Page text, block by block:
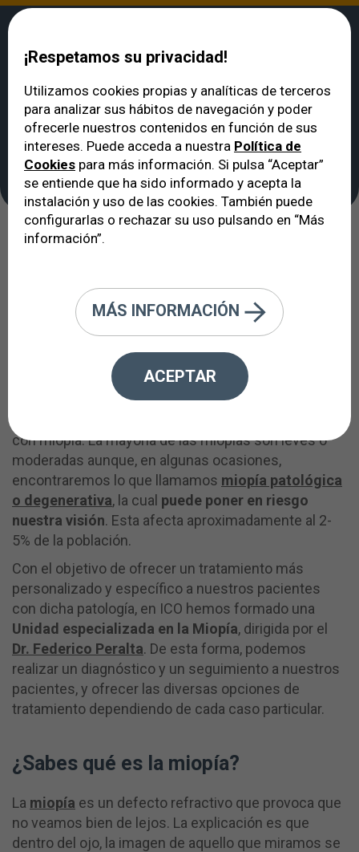
VERTE Unidad Especializada en Miopía
Unidad Especializada
en Miopía
Inauguramos Unidad Clínica para un
tratamiento más personalizado y
específico de los pacientes con
con miopía. La mayoría de las miopías son leves o
moderadas aunque, en algunas ocasiones,
encontraremos lo que llamamos miopía patológica
o degenerativa, la cual puede poner en riesgo
nuestra visión. Esta afecta aproximadamente al 2-
5% de la población.
Con el objetivo de ofrecer un tratamiento más
personalizado y específico a nuestros pacientes
con dicha patología, en ICO hemos formado una
Unidad especializada en la Miopía, dirigida por el
Dr. Federico Peralta. De esta forma, podemos
realizar un diagnóstico y un seguimiento a nuestros
pacientes, y ofrecer las diversas opciones de
tratamiento dependiendo de cada caso particular.
¿Sabes qué es la miopía?
La miopía es un defecto refractivo que provoca que
no veamos bien de lejos. La explicación es que
dentro del ojo, la imagen de aquello que miramos se
¡Respetamos su privacidad!
Utilizamos cookies propias y analíticas de terceros
para analizar sus hábitos de navegación y poder
ofrecerle nuestros contenidos en función de sus
intereses. Puede acceda a nuestra Política de
Cookies para más información. Si pulsa “Aceptar”
se entiende que ha sido informado y acepta la
instalación y uso de las cookies. También puede
configurarlas o rechazar su uso pulsando en “Más
información”.
MÁS INFORMACIÓN
ACEPTAR